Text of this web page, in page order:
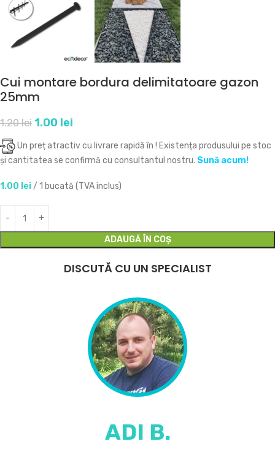
Cui montare bordura delimitatoare gazon
25mm
1.20lei 1.00 lei
Un preț atractiv cu livrare rapidă în ! Existența produsului pe stoc
și cantitatea se confirmă cu consultantul nostru. Sună acum!
1.00 lei/ 1 bucată (TVA inclus)
ADAUGĂ ÎN COȘ
DISCUTĂ CU UN SPECIALIST
ADI B.